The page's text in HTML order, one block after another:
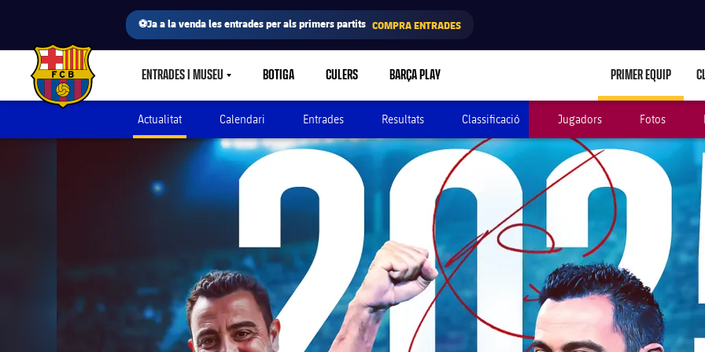
⚽Ja a la venda les entrades per als primers partits COMPRA ENTRADES
FC Barcelona club badge ENTRADES I MUSEULABEL.SHARE.CARETDOWN
BOTIGA CULERS BARÇA PLAY PRIMER EQUIP
Actualitat Calendari Entrades Resultats Classificació Jugadors Fotos